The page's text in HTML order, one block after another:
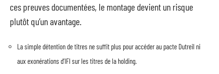
ces preuves documentées, le montage devient un risque
plutôt qu’un avantage.
La simple détention de titres ne suffit plus pour accéder au pacte Dutreil ni
aux exonérations d’IFI sur les titres de la holding.